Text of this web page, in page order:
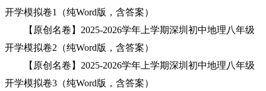
开学模拟卷1（纯Word版，含答案）
【原创名卷】2025-2026学年上学期深圳初中地理八年级
开学模拟卷2（纯Word版，含答案）
【原创名卷】2025-2026学年上学期深圳初中地理八年级
开学模拟卷3（纯Word版，含答案）